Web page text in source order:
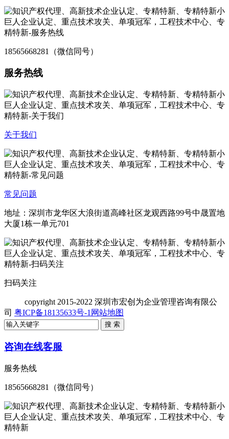
18565668281（微信同号）
服务热线
关于我们
常见问题
地址：深圳市龙华区大浪街道高峰社区龙观西路99号中晟置地
大厦1栋一单元701
扫码关注
copyright 2015-2022 深圳市宏创为企业管理咨询有限公
司 粤ICP备18135633号-1 网站地图
咨询在线客服
服务热线
18565668281（微信同号）